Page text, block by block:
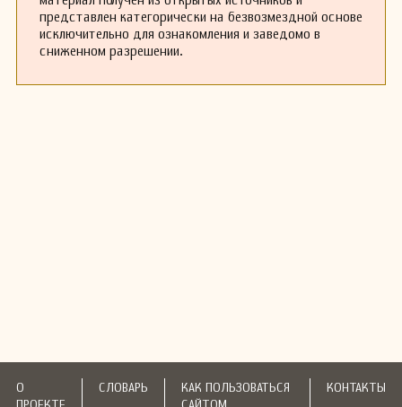
представлен категорически на безвозмездной основе
исключительно для ознакомления и заведомо в
сниженном разрешении.
О
СЛОВАРЬ
КАК ПОЛЬЗОВАТЬСЯ
КОНТАКТЫ